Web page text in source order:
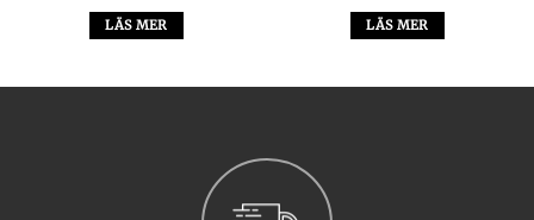
LÄS MER LÄS MER